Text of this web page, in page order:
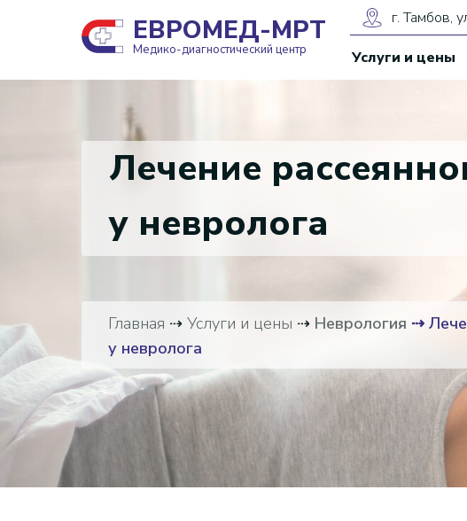
Услуги и цены
ЕВРОМЕД-МРТ
Медико-диагностический центр
г. Тамбов,
Лечение
у невролога
Главная ⇢ Услуги и цены ⇢ Неврология ⇢
у невролога